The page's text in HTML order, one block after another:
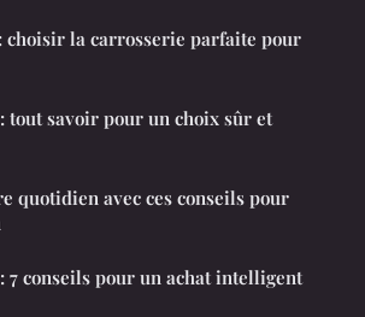
choisir la carrosserie parfaite pour
tout savoir pour un choix sûr et
quotidien avec ces conseils pour
7 conseils pour un achat intelligent